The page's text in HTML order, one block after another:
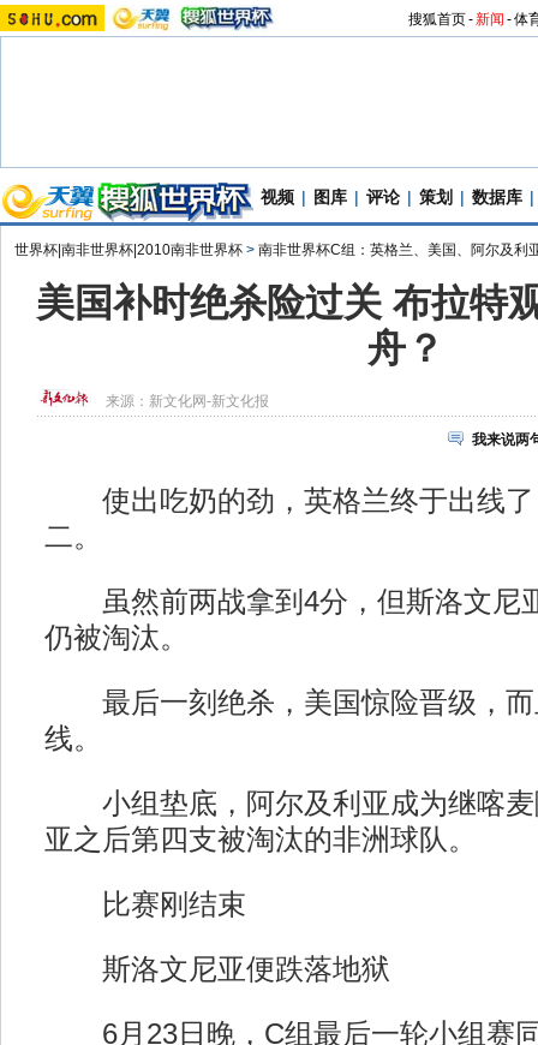
搜狐首页-新闻 -体
视频 | 图库 | 评论 | 策划 | 数据库 |
世界杯|南非世界杯|2010南非世界杯 > 南非世界杯C组：英格兰、美国、阿尔及利
美国补时绝杀险过关 布拉特
舟？
来源： 新文化网-新文化报
我来说两
使出吃奶的劲，英格兰终于出线了
二。
虽然前两战拿到4分，但斯洛文尼
仍被淘汰。
最后一刻绝杀，美国惊险晋级，而
线。
小组垫底，阿尔及利亚成为继喀麦
亚之后第四支被淘汰的非洲球队。
比赛刚结束
斯洛文尼亚便跌落地狱
6月23日晚，C组最后一轮小组赛